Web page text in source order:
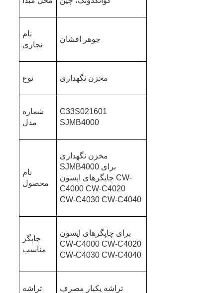
نام
تجاری
جوهر افشان
نوع مخزن نگهداری
شماره
مدل
C33S021601
SJMB4000
نام
محصول
مخزن نگهداری
SJMB4000 برای
چاپگرهای اپسون CW-
C4000 CW-C4020
CW-C4030 CW-C4040
چاپگر
مناسب
برای چاپگرهای اپسون
CW-C4000 CW-C4020
CW-C4030 CW-C4040
تراشه تراشه یکبار مصرف